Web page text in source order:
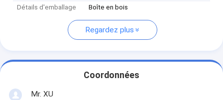
Détails d'emballage
Boîte en bois
Regardez plus
Coordonnées
Mr. XU